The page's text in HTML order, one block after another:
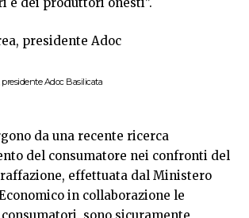
presidente Adoc Basilicata
da una recente ricerca
del consumatore nei confronti del
effettuata dal Ministero
in collaborazione le